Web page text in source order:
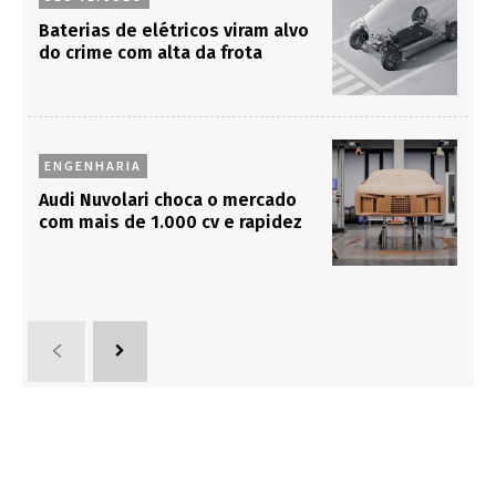
Baterias de elétricos viram alvo
do crime com alta da frota
ENGENHARIA
Audi Nuvolari choca o mercado
com mais de 1.000 cv e rapidez